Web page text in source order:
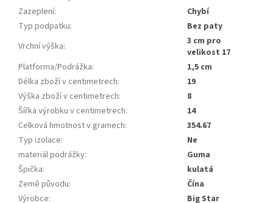
Zazeplení:
Chybí
Typ podpatku:
Bez paty
Vrchní výška:
3 cm pro
velikost 17
Platforma/Podrážka:
1,5 cm
Délka zboží v centimetrech:
19
Výška zboží v centimetrech:
8
Šířka výrobku v centimetrech:
14
Celková hmotnost v gramech:
354.67
Typ izolace:
Ne
materiál podrážky:
Guma
Špička:
kulatá
Země původu:
Čína
Výrobce: Big Star